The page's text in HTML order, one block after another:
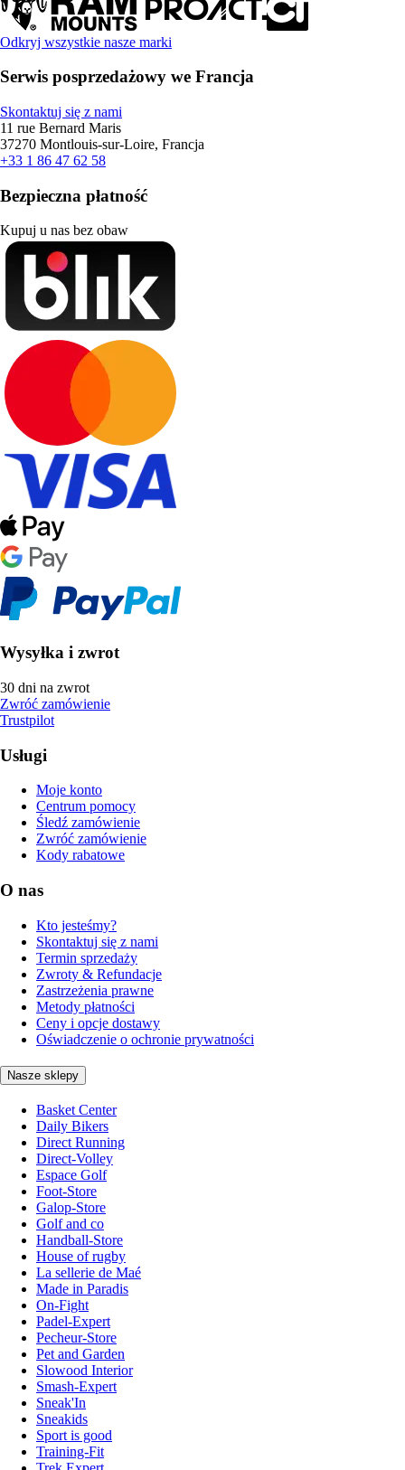
Odkryj wszystkie nasze marki
Serwis posprzedażowy we Francja
Skontaktuj się z nami
11 rue Bernard Maris
37270 Montlouis-sur-Loire, Francja
+33 1 86 47 62 58
Bezpieczna płatność
Kupuj u nas bez obaw
Wysyłka i zwrot
30 dni na zwrot
Zwróć zamówienie
Trustpilot
Usługi
Moje konto
Centrum pomocy
Śledź zamówienie
Zwróć zamówienie
Kody rabatowe
O nas
Kto jesteśmy?
Skontaktuj się z nami
Termin sprzedaży
Zwroty & Refundacje
Zastrzeżenia prawne
Metody płatności
Ceny i opcje dostawy
Oświadczenie o ochronie prywatności
Nasze sklepy
Basket Center
Daily Bikers
Direct Running
Direct-Volley
Espace Golf
Foot-Store
Galop-Store
Golf and co
Handball-Store
House of rugby
La sellerie de Maé
Made in Paradis
On-Fight
Padel-Expert
Pecheur-Store
Pet and Garden
Slowood Interior
Smash-Expert
Sneak'In
Sneakids
Sport is good
Training-Fit